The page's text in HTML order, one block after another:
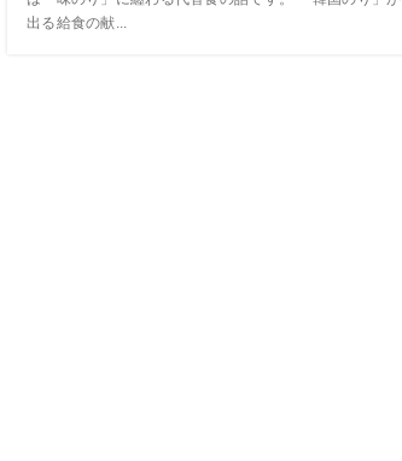
出る給食の献...